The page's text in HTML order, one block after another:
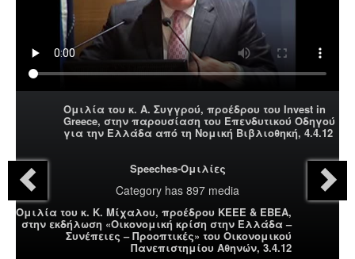
Ομιλία του κ. Α. Συγγρού, προέδρου του Invest in
Greece, στην παρουσίαση του Επενδυτικού Οδηγού
για την Ελλάδα από τη Νομική Βιβλιοθηκή, 4.4.12
Speeches-Ομιλίες
Category has 897 media
Ομιλία του κ. Κ. Μίχαλου, προέδρου ΚΕΕΕ & ΕΒΕΑ,
στην εκδήλωση «Οικονομική κρίση στην Ελλάδα –
Συνέπειες – Προοπτικές» του Οικονομικού
Πανεπιστημίου Αθηνών, 3.4.12